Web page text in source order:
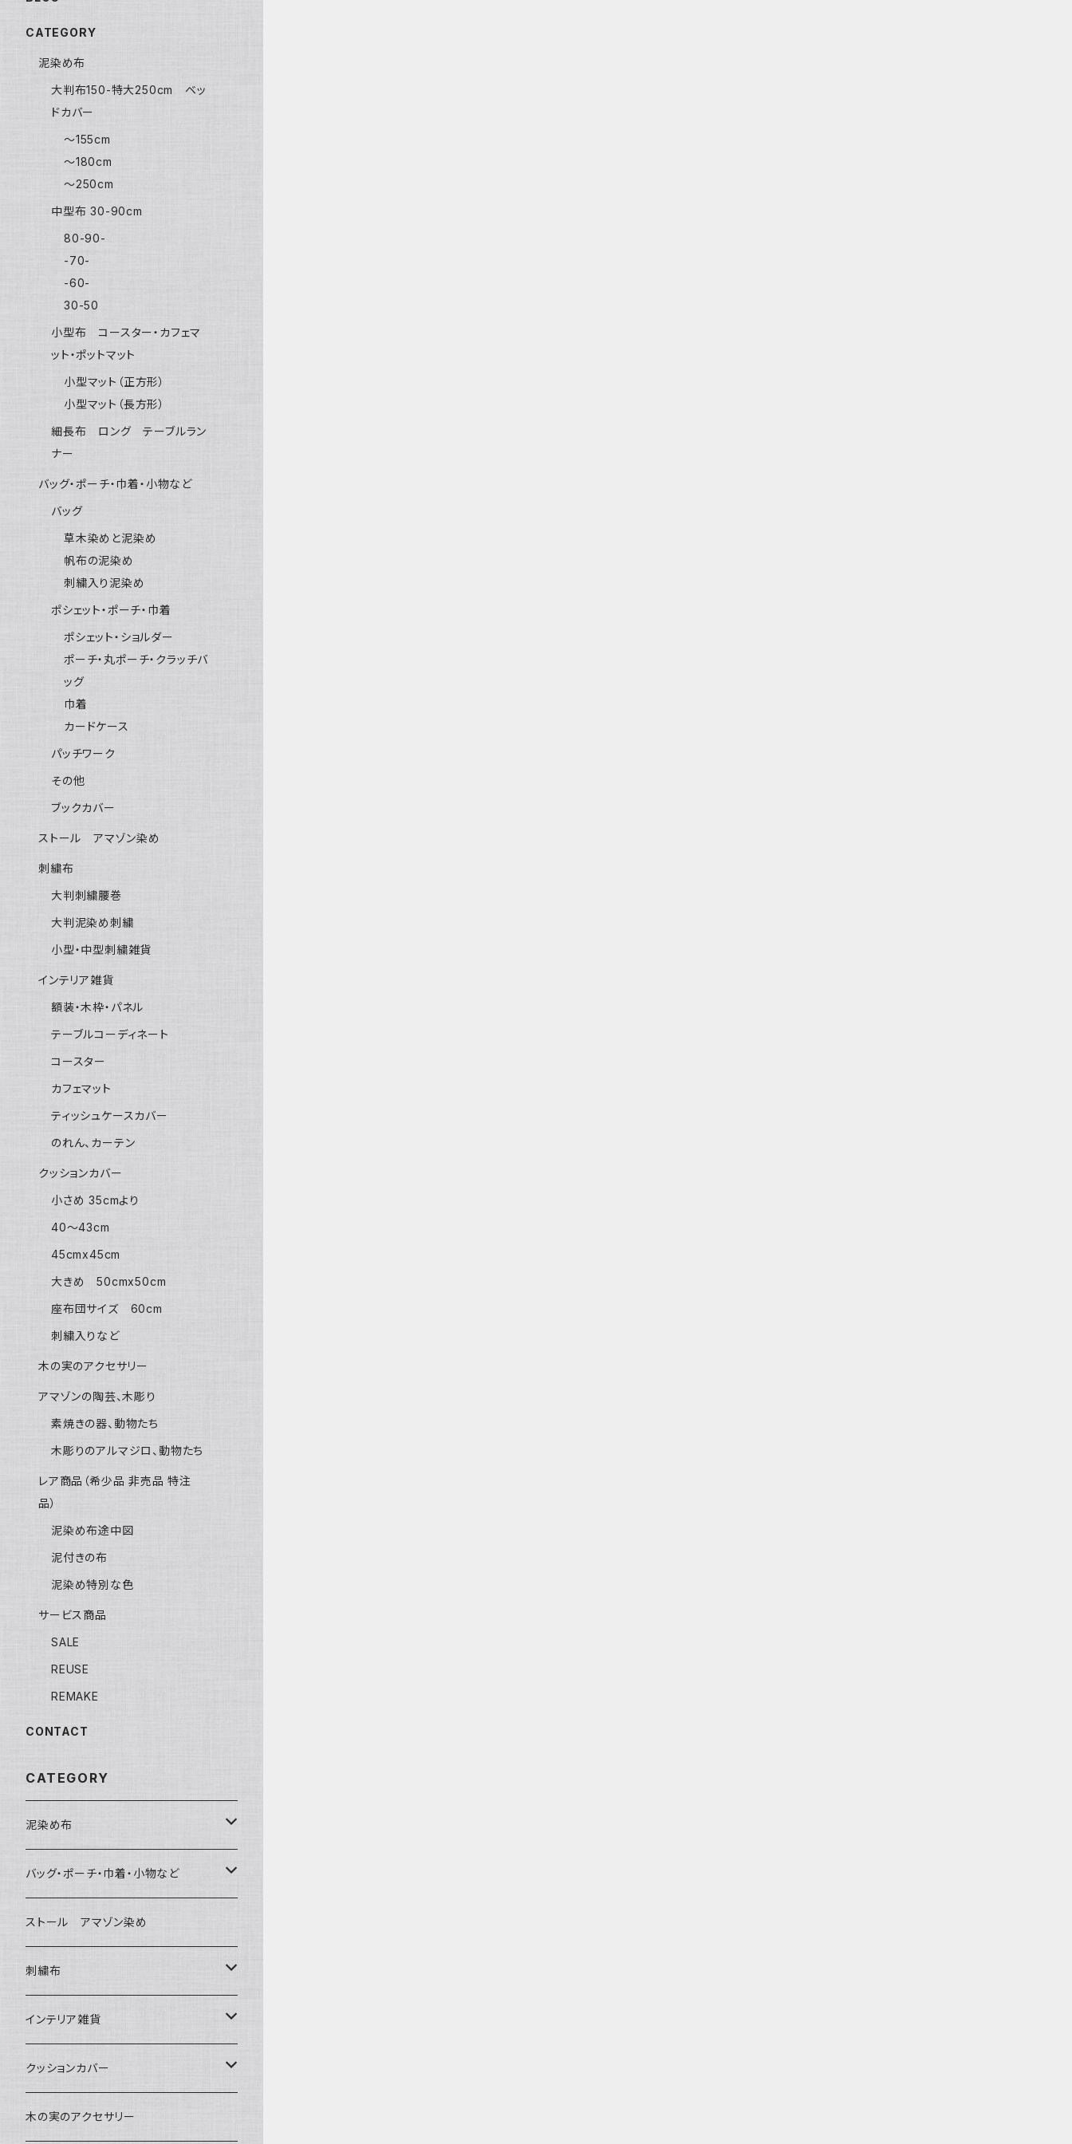
CATEGORY
泥染め布
大判布150-特大250cm ベッ
ドカバー
〜155cm
〜180cm
〜250cm
中型布 30-90cm
80-90-
-70-
-60-
30-50
小型布 コースター・カフェマ
ット・ポットマット
小型マット（正方形）
小型マット（長方形）
細長布 ロング テーブルラン
ナー
バッグ・ポーチ・巾着・小物など
バッグ
草木染めと泥染め
帆布の泥染め
刺繍入り泥染め
ポシェット・ポーチ・巾着
ポシェット・ショルダー
ポーチ・丸ポーチ・クラッチバ
ッグ
巾着
カードケース
パッチワーク
その他
ブックカバー
ストール アマゾン染め
刺繍布
大判刺繍腰巻
大判泥染め刺繍
小型・中型刺繍雑貨
インテリア雑貨
額装・木枠・パネル
テーブルコーディネート
コースター
カフェマット
ティッシュケースカバー
のれん、カーテン
クッションカバー
小さめ 35cmより
40〜43cm
45cmx45cm
大きめ 50cmx50cm
座布団サイズ 60cm
刺繍入りなど
木の実のアクセサリー
アマゾンの陶芸、木彫り
素焼きの器、動物たち
木彫りのアルマジロ、動物たち
レア商品（希少品 非売品 特注
品）
泥染め布途中図
泥付きの布
泥染め特別な色
サービス商品
SALE
REUSE
REMAKE
CONTACT
CATEGORY
泥染め布
大判布150-特大250cm ベッドカバ
ー
中型布 30-90cm
30-50
小型布 コースター・カフェマット・ポ
ットマット
小型マット（正方形）
細長布 ロング テーブルランナー
バッグ・ポーチ・巾着・小物など
バッグ
草木染めと泥染め
帆布の泥染め
ポシェット・ポーチ・巾着
ポシェット・ショルダー
ポーチ・丸ポーチ・クラッチバッグ
パッチワーク
その他
ブックカバー
ストール アマゾン染め
刺繍布
大判刺繍腰巻
大判泥染め刺繍
小型・中型刺繍雑貨
インテリア雑貨
額装・木枠・パネル
テーブルコーディネート
クッションカバー
小さめ 35cmより
木の実のアクセサリー